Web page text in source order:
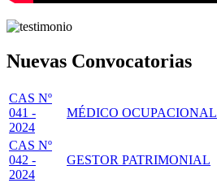
Nuevas Convocatorias
CAS Nº
041 -
2024
MÉDICO OCUPACIONAL
CAS Nº
042 -
2024
GESTOR PATRIMONIAL